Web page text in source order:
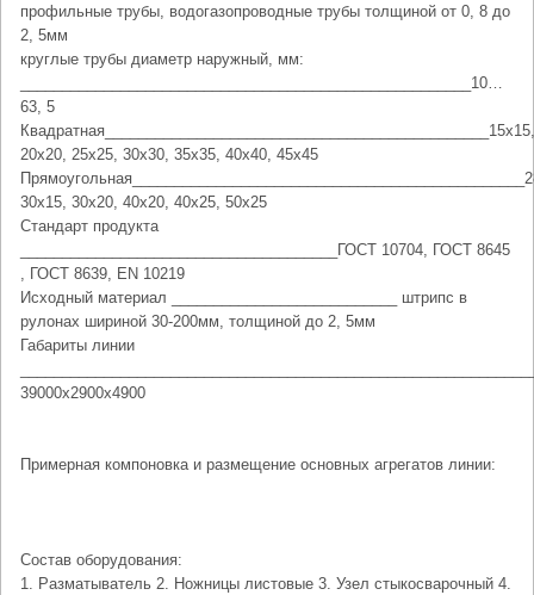
профильные трубы, водогазопроводные трубы толщиной от 0, 8 до
2, 5мм
круглые трубы диаметр наружный, мм:
______________________________________________________10…
63, 5
Квадратная______________________________________________15х15,
20х20, 25х25, 30х30, 35х35, 40х40, 45х45
30х15, 30х20, 40х20, 40х25, 50х25
Стандарт продукта
______________________________________ГОСТ 10704, ГОСТ 8645
, ГОСТ 8639, EN 10219
Исходный материал ___________________________ штрипс в
рулонах шириной 30-200мм, толщиной до 2, 5мм
Габариты линии
39000х2900х4900
Примерная компоновка и размещение основных агрегатов линии:
Состав оборудования:
1. Разматыватель 2. Ножницы листовые 3. Узел стыкосварочный 4.